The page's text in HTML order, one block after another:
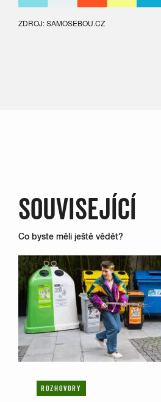
ZDROJ: SAMOSEBOU.CZ
SOUVISEJÍCÍ
Co byste měli ještě vědět?
ROZHOVORY